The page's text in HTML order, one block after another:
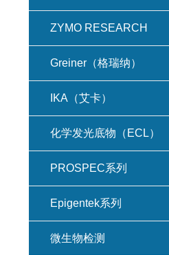
ZYMO RESEARCH
Greiner（格瑞纳）
IKA（艾卡）
化学发光底物（ECL）
PROSPEC系列
Epigentek系列
微生物检测